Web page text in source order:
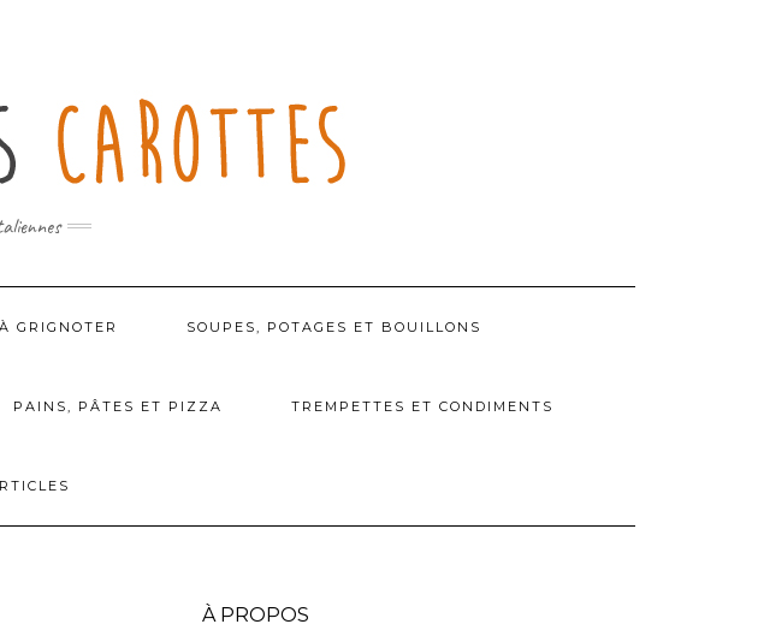
À GRIGNOTER SOUPES, POTAGES ET BOUILLONS
PAINS, PÂTES ET PIZZA TREMPETTES ET CONDIMENTS
À PROPOS